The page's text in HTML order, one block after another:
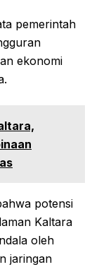
pemerintah
ekonomi
potensi
Kaltara
oleh
jaringan